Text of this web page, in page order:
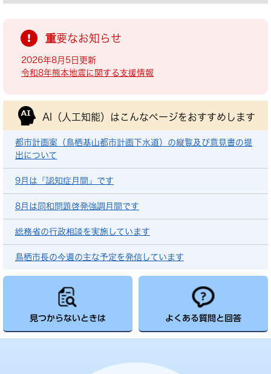
重要なお知らせ
2026年8月5日更新
令和8年熊本地震に関する支援情報
AI（人工知能）は こんなページをおすすめします
都市計画案（鳥栖基山都市計画下水道）の縦覧及び意見書の提
出について
9月は『認知症月間』です
8月は同和問題啓発強調月間です
総務省の行政相談を実施しています
鳥栖市長の今週の主な予定を発信しています
見つからないときは よくある質問と回答